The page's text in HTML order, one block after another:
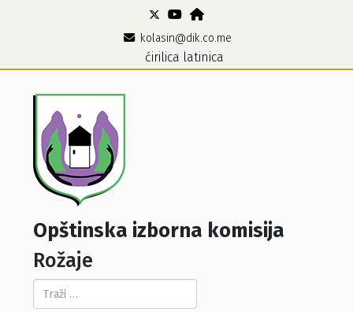
kolasin@dik.co.me
ćirilica latinica
Opštinska izborna komisija
Rožaje
Pretraga...